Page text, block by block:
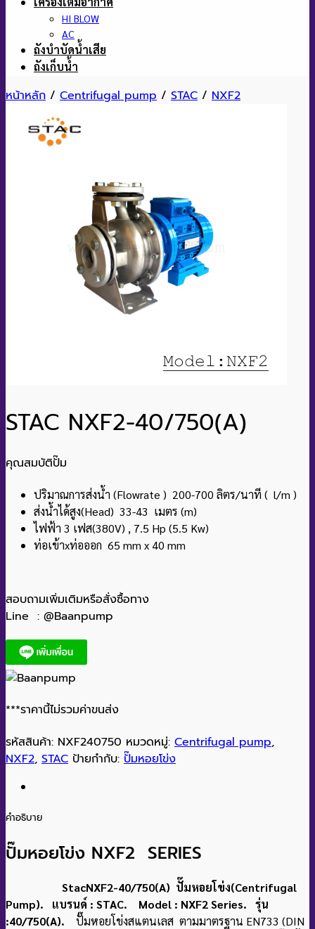
HI BLOW
AC
ถังบำบัดน้ำเสีย
ถังเก็บน้ำ
หน้าหลัก / Centrifugal pump / STAC / NXF2
STAC NXF2-40/750(A)
คุณสมบัติปั๊ม
ปริมาณการส่งน้ำ (Flowrate ) 200-700 ลิตร/นาที ( l/m )
ส่งน้ำได้สูง(Head) 33-43 เมตร (m)
ไฟฟ้า 3 เฟส(380V) , 7.5 Hp (5.5 Kw)
ท่อเข้าxท่อออก 65 mm x 40 mm
สอบถามเพิ่มเติมหรือสั่งซื้อทาง
Line : @Baanpump
***ราคานี้ไม่รวมค่าขนส่ง
รหัสสินค้า: NXF240750 หมวดหมู่: Centrifugal pump,
NXF2, STAC ป้ายกำกับ: ปั๊มหอยโข่ง
คำอธิบาย
ปั๊มหอยโข่ง NXF2 SERIES
StacNXF2-40/750(A) ปั๊มหอยโข่ง(Centrifugal
Pump). แบรนด์ : STAC. Model : NXF2 Series. รุ่น
:40/750(A). ปั๊มหอยโข่งสแตนเลส ตามมาตรฐาน EN733 (DIN